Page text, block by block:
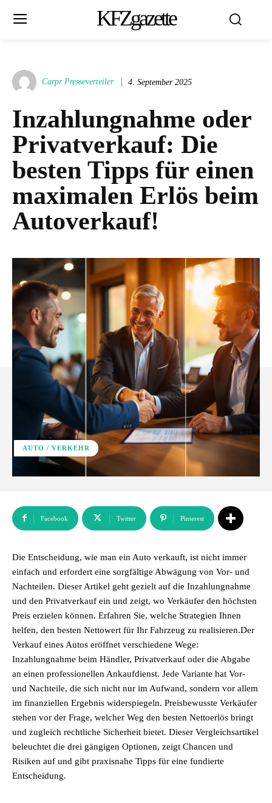
KFZgazette
Carpr Presseverteiler 4. September 2025
Inzahlungnahme oder
Privatverkauf: Die
besten Tipps für einen
maximalen Erlös beim
Autoverkauf!
AUTO / VERKEHR
Facebook Twitter Pinterest
Die Entscheidung, wie man ein Auto verkauft, ist nicht immer
einfach und erfordert eine sorgfältige Abwägung von Vor- und
Nachteilen. Dieser Artikel geht gezielt auf die Inzahlungnahme
und den Privatverkauf ein und zeigt, wo Verkäufer den höchsten
Preis erzielen können. Erfahren Sie, welche Strategien Ihnen
helfen, den besten Nettowert für Ihr Fahrzeug zu realisieren.Der
Verkauf eines Autos eröffnet verschiedene Wege:
Inzahlungnahme beim Händler, Privatverkauf oder die Abgabe
an einen professionellen Ankaufdienst. Jede Variante hat Vor-
und Nachteile, die sich nicht nur im Aufwand, sondern vor allem
im finanziellen Ergebnis widerspiegeln. Preisbewusste Verkäufer
stehen vor der Frage, welcher Weg den besten Nettoerlös bringt
und zugleich rechtliche Sicherheit bietet. Dieser Vergleichsartikel
beleuchtet die drei gängigen Optionen, zeigt Chancen und
Risiken auf und gibt praxisnahe Tipps für eine fundierte
Entscheidung.